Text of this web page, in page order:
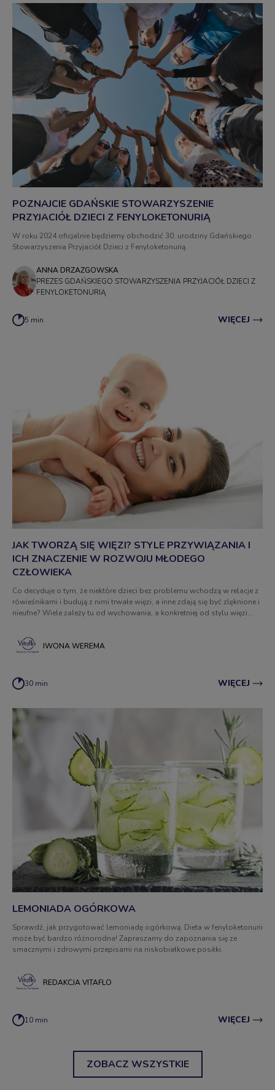
POZNAJCIE GDAŃSKIE STOWARZYSZENIE
PRZYJACIÓŁ DZIECI Z FENYLOKETONURIĄ
W roku 2024 oficjalnie będziemy obchodzić 30. urodziny Gdańskiego
Stowarzyszenia Przyjaciół Dzieci z Fenyloketonurią.
ANNA DRZAZGOWSKA
PREZES GDAŃSKIEGO STOWARZYSZENIA PRZYJACIÓŁ DZIECI Z
FENYLOKETONURIĄ
5 min WIĘCEJ
JAK TWORZĄ SIĘ WIĘZI? STYLE PRZYWIĄZANIA I
ICH ZNACZENIE W ROZWOJU MŁODEGO
CZŁOWIEKA
Co decyduje o tym, że niektóre dzieci bez problemu wchodzą w relacje z
rówieśnikami i budują z nimi trwałe więzi, a inne zdają się być zlęknione i
nieufne? Wiele zależy tu od wychowania, a konkretniej od stylu więzi
IWONA WEREMA
30 min WIĘCEJ
LEMONIADA OGÓRKOWA
Sprawdź, jak przygotować lemoniadę ogórkową. Dieta w fenyloketonurii
może być bardzo różnorodna! Zapraszamy do zapoznania się ze
smacznymi i zdrowymi przepisami na niskobiałkowe posiłki.
REDAKCJA VITAFLO
10 min WIĘCEJ
ZOBACZ WSZYSTKIE